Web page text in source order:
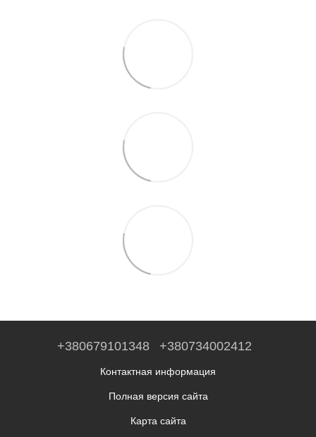
+380679101348 +380734002412
Контактная информация
Полная версия сайта
Карта сайта